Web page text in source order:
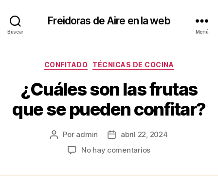
Buscar
Freidoras de Aire en la web
Menú
Categorías
CONFITADO TÉCNICAS DE COCINA
¿Cuáles son las frutas
que se pueden confitar?
Autor
Por admin
Fechaabril 22, 2024
No hay comentariosen